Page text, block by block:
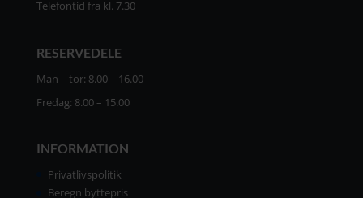
Telefontid fra kl. 7.30
RESERVEDELE
Man – tor: 8.00 – 16.00
Fredag: 8.00 – 15.00
INFORMATION
Privatlivspolitik
Beregn byttepris